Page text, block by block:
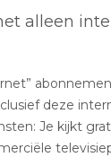
alleen
deze
Je kijkt